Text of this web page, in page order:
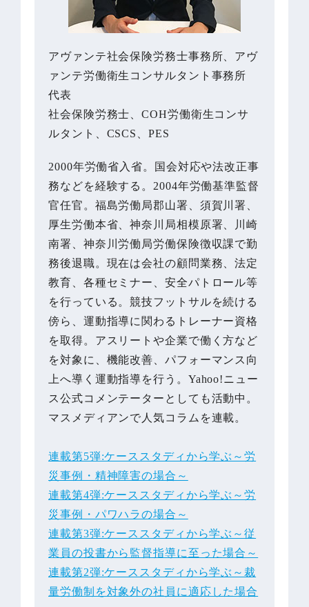
アヴァンテ社会保険労務士事務所、アヴ
ァンテ労働衛生コンサルタント事務所
代表
社会保険労務士、COH労働衛生コンサ
ルタント、CSCS、PES
2000年労働省入省。国会対応や法改正事
務などを経験する。2004年労働基準監督
官任官。福島労働局郡山署、須賀川署、
厚生労働本省、神奈川局相模原署、川崎
南署、神奈川労働局労働保険徴収課で勤
務後退職。現在は会社の顧問業務、法定
教育、各種セミナー、安全パトロール等
を行っている。競技フットサルを続ける
傍ら、運動指導に関わるトレーナー資格
を取得。アスリートや企業で働く方など
を対象に、機能改善、パフォーマンス向
上へ導く運動指導を行う。Yahoo!ニュー
ス公式コメンテーターとしても活動中。
マスメディアンで人気コラムを連載。
連載第5弾:ケーススタディから学ぶ～労
災事例・精神障害の場合～
連載第4弾:ケーススタディから学ぶ～労
災事例・パワハラの場合～
連載第3弾:ケーススタディから学ぶ～従
業員の投書から監督指導に至った場合～
連載第2弾:ケーススタディから学ぶ～裁
量労働制を対象外の社員に適応した場合